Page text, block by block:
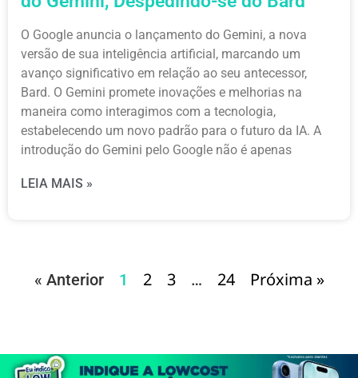
O Google anuncia o lançamento do Gemini, a nova
versão de sua inteligência artificial, marcando um
avanço significativo em relação ao seu antecessor,
Bard. O Gemini promete inovações e melhorias na
maneira como interagimos com a tecnologia,
estabelecendo um novo padrão para o futuro da IA. A
introdução do Gemini pelo Google não é apenas
LEIA MAIS »
« Anterior 1 2 3 … 24 Próxima »